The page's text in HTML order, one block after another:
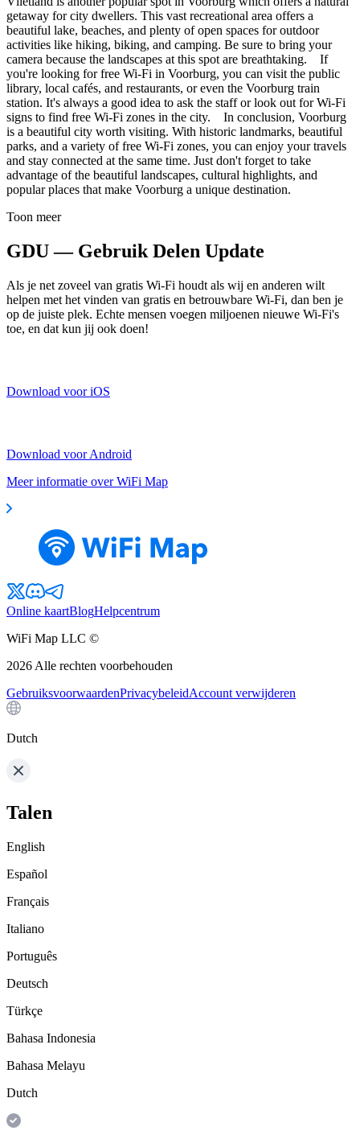
getaway for city dwellers. This vast recreational area offers a
beautiful lake, beaches, and plenty of open spaces for outdoor
activities like hiking, biking, and camping. Be sure to bring your
camera because the landscapes at this spot are breathtaking. If
you're looking for free Wi-Fi in Voorburg, you can visit the public
library, local cafés, and restaurants, or even the Voorburg train
station. It's always a good idea to ask the staff or look out for Wi-Fi
signs to find free Wi-Fi zones in the city. In conclusion, Voorburg
is a beautiful city worth visiting. With historic landmarks, beautiful
parks, and a variety of free Wi-Fi zones, you can enjoy your travels
and stay connected at the same time. Just don't forget to take
advantage of the beautiful landscapes, cultural highlights, and
popular places that make Voorburg a unique destination.
Toon meer
GDU — Gebruik Delen Update
Als je net zoveel van gratis Wi-Fi houdt als wij en anderen wilt
helpen met het vinden van gratis en betrouwbare Wi-Fi, dan ben je
op de juiste plek. Echte mensen voegen miljoenen nieuwe Wi-Fi's
toe, en dat kun jij ook doen!
Download voor iOS
Download voor Android
Meer informatie over WiFi Map
Online kaartBlogHelpcentrum
WiFi Map LLC ©
2026 Alle rechten voorbehouden
GebruiksvoorwaardenPrivacybeleidAccount verwijderen
Dutch
Talen
English
Español
Français
Italiano
Português
Deutsch
Türkçe
Bahasa Indonesia
Bahasa Melayu
Dutch